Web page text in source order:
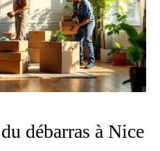
débarras à Nice